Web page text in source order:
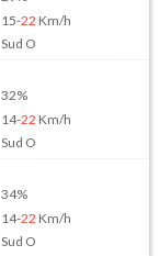
15-22 Km/h
Sud O
32%
14-22 Km/h
Sud O
34%
14-22 Km/h
Sud O